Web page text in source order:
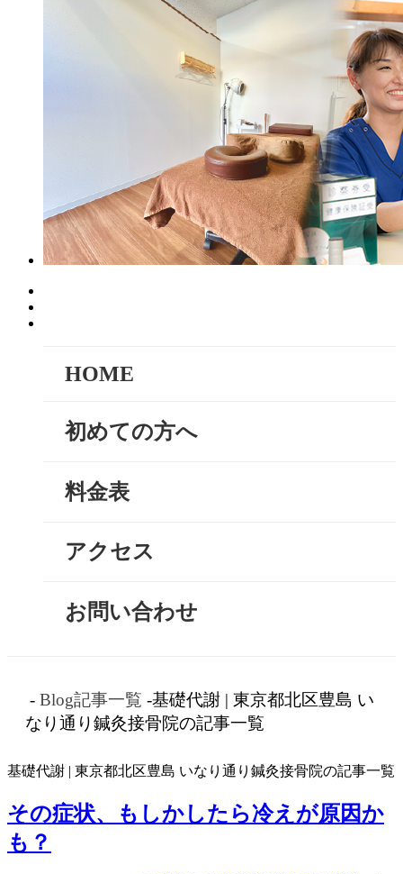
HOME
初めての方へ
料金表
アクセス
お問い合わせ
- Blog記事一覧 -基礎代謝 | 東京都北区豊島 い
なり通り鍼灸接骨院の記事一覧
基礎代謝 | 東京都北区豊島 いなり通り鍼灸接骨院の記事一覧
その症状、もしかしたら冷えが原因か
も？